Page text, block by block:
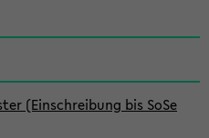
(Einschreibung bis SoSe